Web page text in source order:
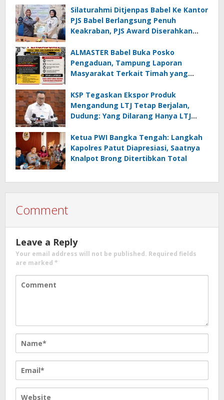
Silaturahmi Ditjenpas Babel Ke Kantor
PJS Babel Berlangsung Penuh
Keakraban, PJS Award Diserahkan
ALMASTER Babel Buka Posko
Pengaduan, Tampung Laporan
Masyarakat Terkait Timah yang
KSP Tegaskan Ekspor Produk
Mengandung LTJ Tetap Berjalan,
Dudung: Yang Dilarang Hanya LTJ
Ketua PWI Bangka Tengah: Langkah
Kapolres Patut Diapresiasi, Saatnya
Knalpot Brong Ditertibkan Total
Comment
Leave a Reply
Your email address will not be published. Required fields
are marked *